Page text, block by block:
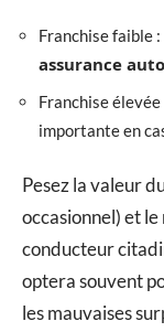
Franchise faible
assurance auto
Franchise
importante en
Pesez la valeur
occasionnel) et
conducteur
optera souvent
les mauvaises